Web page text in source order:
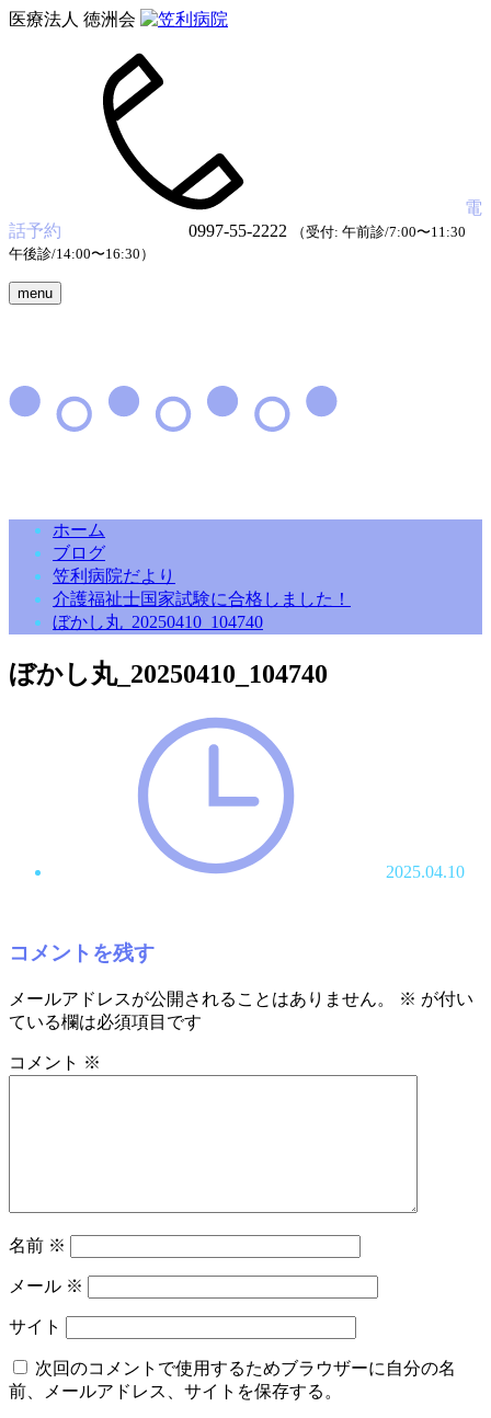
医療法人 徳洲会
電
話予約
0997-55-2222
（受付: 午前診/7:00〜11:30
午後診/14:00〜16:30）
menu
ホーム
ブログ
笠利病院だより
介護福祉士国家試験に合格しました！
ぼかし丸_20250410_104740
ぼかし丸_20250410_104740
2025.04.10
コメントを残す
メールアドレスが公開されることはありません。 ※ が付い
ている欄は必須項目です
コメント ※
名前 ※
メール ※
サイト
次回のコメントで使用するためブラウザーに自分の名
前、メールアドレス、サイトを保存する。